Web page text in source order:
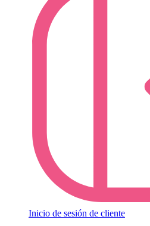
Inicio de sesión de cliente